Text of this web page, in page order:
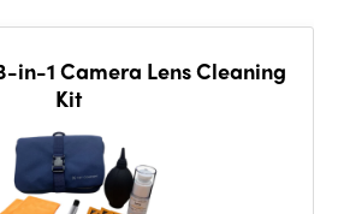
in-1 Camera Lens Cleaning
Kit